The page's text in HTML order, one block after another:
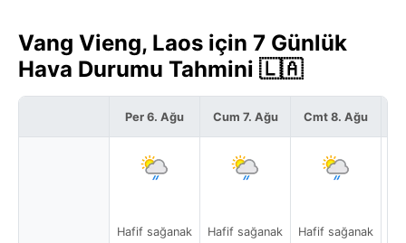
Vang Vieng, Laos için 7 Günlük
Hava Durumu Tahmini 🇱🇦
Per 6. Ağu
Hafif sağanak
Cum 7. Ağu
Hafif sağanak
Cmt 8. Ağu
Hafif sağanak